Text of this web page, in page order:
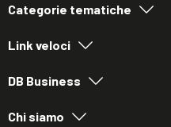
Categorie tematiche
Link veloci
DB Business
Chi siamo